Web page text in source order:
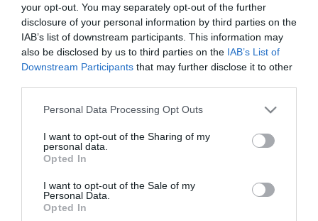
your opt-out. You may separately opt-out of the further
disclosure of your personal information by third parties on the
IAB’s list of downstream participants. This information may
also be disclosed by us to third parties on the IAB’s List of
Downstream Participants that may further disclose it to other
Please note that this website/app uses one or more Google
not limited to your visit or usage behaviour. You may click to
grant or deny consent to Google and its third-party tags to
use your data for below specified purposes in below Google
consent section.
Personal Data Processing Opt Outs
I want to opt-out of the Sharing of my
personal data.
Opted In
I want to opt-out of the Sale of my
Personal Data.
Opted In
TOVÁBBI CIKKEK
HETI BÖLCSESSÉG
"Az ember, aki a tengert nézi, szerelemtől